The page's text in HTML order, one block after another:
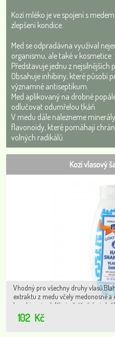
Kozí mléko je ve spojení s
zlepšení kondice.
Med se odpradávna využíval
organismu, ale také v kosmetice.
Představuje jednu z
Obsahuje inhibiny, které působí
významné antiseptikum.
Med aplikovaný na drobné
odlučovat odumřelou tkáň.
V medu dále nalezneme
flavonoidy, které pomáhají
volných radikálů.
Kozí vlasový
Vhodný pro všechny druhy
extraktu z medu včely medonosné
kombinaci s dalšími ošetřujícími
nadměrným vysušováním vlasů a
102 Kč